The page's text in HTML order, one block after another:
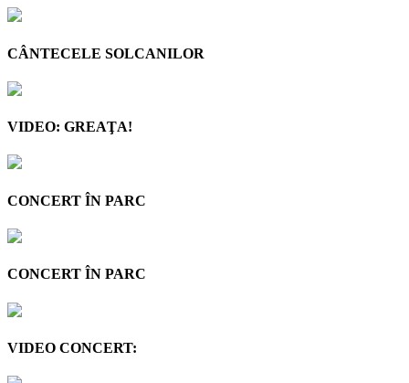
CÂNTECELE SOLCANILOR
VIDEO: GREAŢA!
CONCERT ÎN PARC
CONCERT ÎN PARC
VIDEO CONCERT: